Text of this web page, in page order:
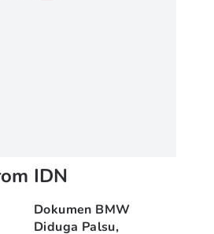
IDN
Dokumen BMW
Diduga Palsu,